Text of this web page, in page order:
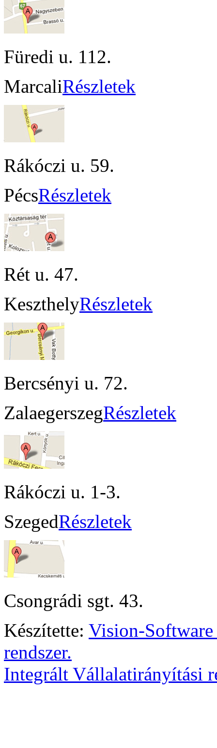
Füredi u. 112.
MarcaliRészletek
Rákóczi u. 59.
PécsRészletek
Rét u. 47.
KeszthelyRészletek
Bercsényi u. 72.
ZalaegerszegRészletek
Rákóczi u. 1-3.
SzegedRészletek
Csongrádi sgt. 43.
Készítette: Vision-
rendszer.
Integrált Vállalatirányítási